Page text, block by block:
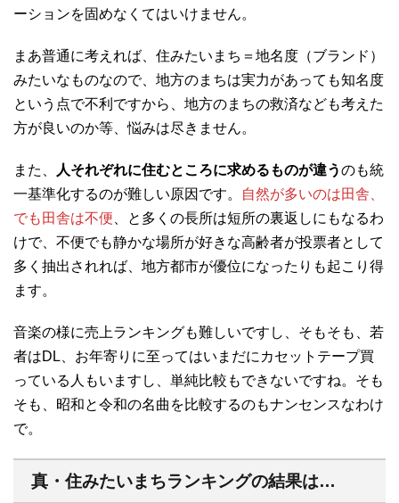
ーションを固めなくてはいけません。
まあ普通に考えれば、住みたいまち＝地名度（ブランド）
みたいなものなので、地方のまちは実力があっても知名度
という点で不利ですから、地方のまちの救済なども考えた
方が良いのか等、悩みは尽きません。
また、 人それぞれに住むところに求めるものが違うのも統
一基準化するのが難しい原因です。
自然が多いのは田舎、
でも田舎は不便 、と多くの長所は短所の裏返しにもなるわ
けで、不便でも静かな場所が好きな高齢者が投票者として
多く抽出されれば、地方都市が優位になったりも起こり得
ます。
音楽の様に売上ランキングも難しいですし、そもそも、若
者はDL、お年寄りに至ってはいまだにカセットテープ買
っている人もいますし、単純比較もできないですね。そも
そも、昭和と令和の名曲を比較するのもナンセンスなわけ
で。
真・住みたいまちランキングの結果は…